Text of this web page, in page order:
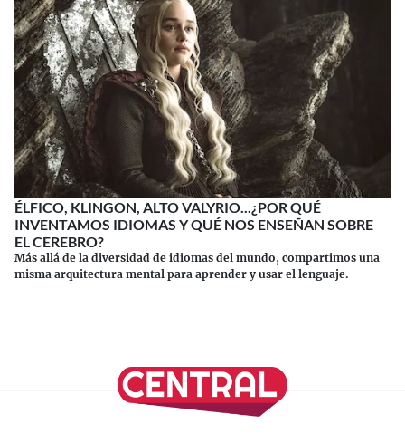
ÉLFICO, KLINGON, ALTO VALYRIO...¿POR QUÉ
INVENTAMOS IDIOMAS Y QUÉ NOS ENSEÑAN SOBRE
EL CEREBRO?
Más allá de la diversidad de idiomas del mundo, compartimos una
misma arquitectura mental para aprender y usar el lenguaje.